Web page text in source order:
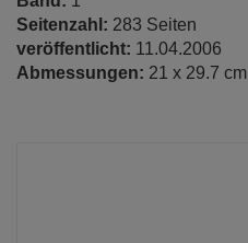
Seitenzahl: 283 Seiten
veröffentlicht: 11.04.2006
Abmessungen: 21 x 29.7 cm